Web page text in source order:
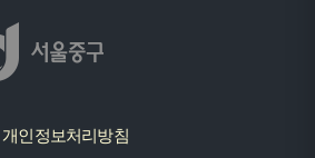
개인정보처리방침